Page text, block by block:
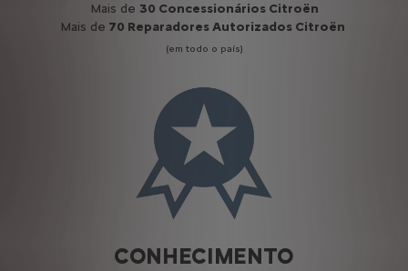
Mais de 30 Concessionários Citroën
Mais de 70 Reparadores Autorizados Citroën
(em todo o país)
CONHECIMENTO